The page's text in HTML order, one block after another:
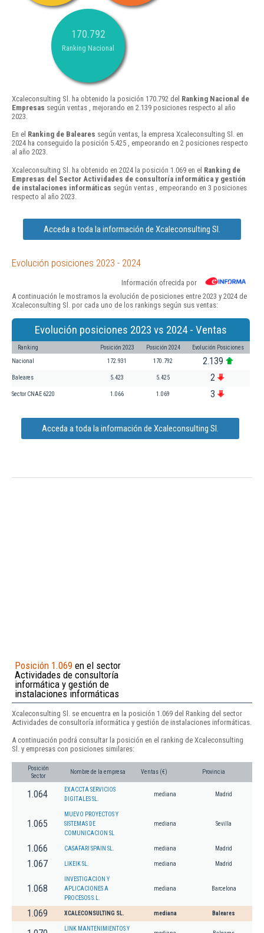
170.792
Ranking Nacional
Xcaleconsulting Sl. ha obtenido la posición 170.792 del Ranking Nacional de
Empresas según ventas , mejorando en 2.139 posiciones respecto al año
2023.
En el Ranking de Baleares según ventas, la empresa Xcaleconsulting Sl. en
2024 ha conseguido la posición 5.425 , empeorando en 2 posiciones respecto
al año 2023.
Xcaleconsulting Sl. ha obtenido en 2024 la posición 1.069 en el Ranking de
Empresas del Sector Actividades de consultoría informática y gestión
de instalaciones informáticas según ventas , empeorando en 3 posiciones
respecto al año 2023.
Acceda a toda la información de Xcaleconsulting Sl.
Evolución posiciones 2023 - 2024
Información ofrecida por
A continuación le mostramos la evolución de posiciones entre 2023 y 2024 de
Xcaleconsulting Sl. por cada uno de los rankings según sus ventas:
Evolución posiciones 2023 vs 2024 - Ventas
Ranking Posición 2023 Posición 2024 Evolución Posiciones
Nacional 172.931 170.792 2.139
Baleares 5.423 5.425 2
Sector CNAE 6220 1.066 1.069 3
Acceda a toda la información de Xcaleconsulting Sl.
Posición 1.069 en el sector
Actividades de consultoría
informática y gestión de
instalaciones informáticas
Xcaleconsulting Sl. se encuentra en la posición 1.069 del Ranking del sector
Actividades de consultoría informática y gestión de instalaciones informáticas.
A continuación podrá consultar la posición en el ranking de Xcaleconsulting
Sl. y empresas con posiciones similares:
Posición
Sector
Nombre de la empresa Ventas (€) Provincia
1.064
EXACCTA SERVICIOS
DIGITALES SL.
mediana Madrid
1.065
MUEVO PROYECTOS Y
SISTEMAS DE
COMUNICACION SL
mediana Sevilla
1.066 CASAFARI SPAIN SL. mediana Madrid
1.067 LIKEIK SL. mediana Madrid
1.068
INVESTIGACION Y
APLICACIONES A
PROCESOS S.L.
mediana Barcelona
1.069 XCALECONSULTING SL. mediana Baleares
LINK MANTENIMIENTOS Y